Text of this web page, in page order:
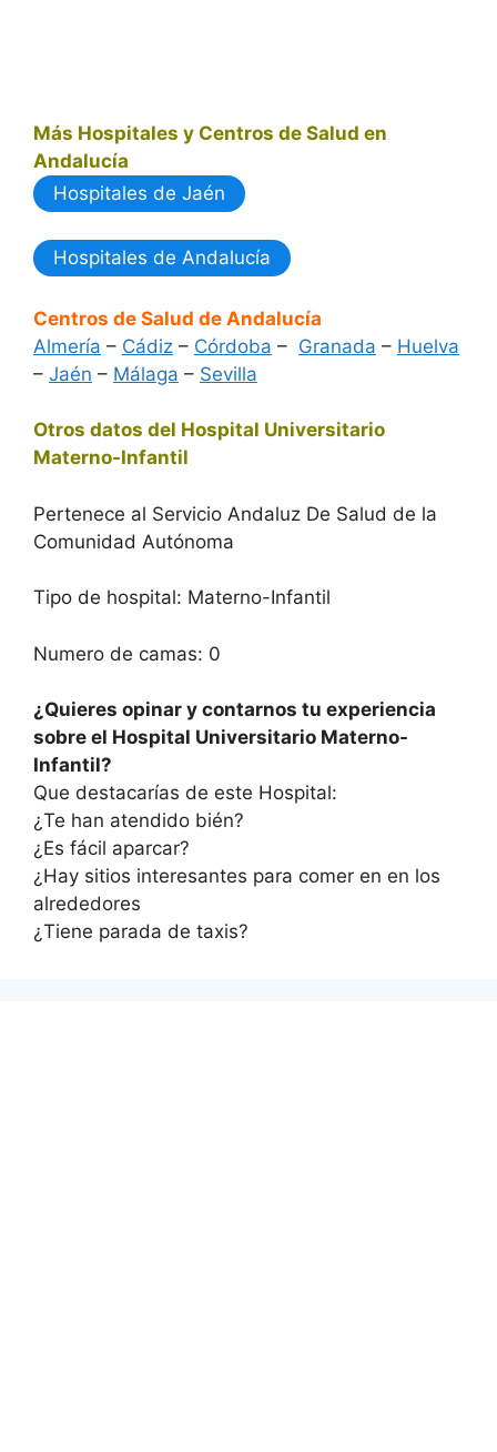
Más Hospitales y Centros de Salud en
Andalucía
Hospitales de Jaén
Hospitales de Andalucía
Centros de Salud de Andalucía
Almería – Cádiz – Córdoba – Granada – Huelva
– Jaén – Málaga – Sevilla
Otros datos del Hospital Universitario
Materno-Infantil
Pertenece al Servicio Andaluz De Salud de la
Comunidad Autónoma
Tipo de hospital: Materno-Infantil
Numero de camas: 0
¿Quieres opinar y contarnos tu experiencia
sobre el Hospital Universitario Materno-
Infantil?
Que destacarías de este Hospital:
¿Te han atendido bién?
¿Es fácil aparcar?
¿Hay sitios interesantes para comer en en los
alrededores
¿Tiene parada de taxis?